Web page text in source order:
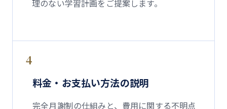
理のない学習計画をご提案します。
4
料金・お支払い方法の説明
完全月謝制の仕組みと、費用に関する不明点